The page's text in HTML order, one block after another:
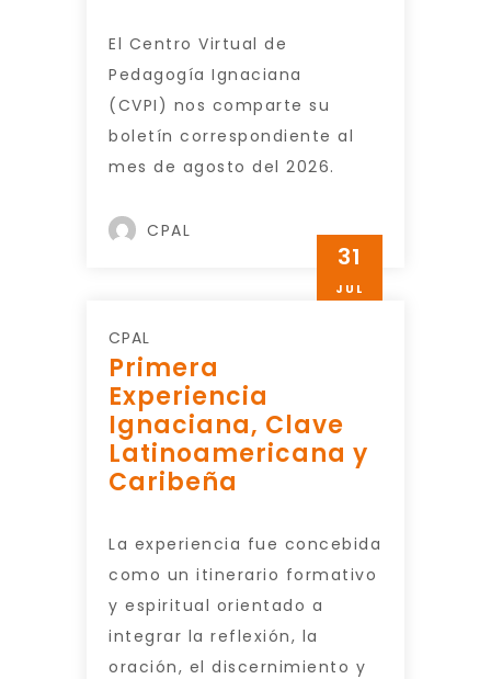
El Centro Virtual de
Pedagogía Ignaciana
(CVPI) nos comparte su
boletín correspondiente al
mes de agosto del 2026.
CPAL
31
JUL
CPAL
Primera
Experiencia
Ignaciana, Clave
Latinoamericana y
Caribeña
La experiencia fue concebida
como un itinerario formativo
y espiritual orientado a
integrar la reflexión, la
oración, el discernimiento y